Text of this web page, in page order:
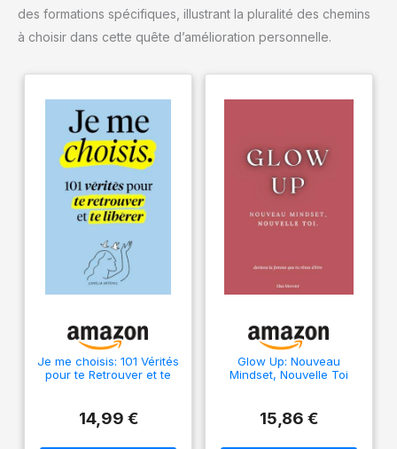
des formations spécifiques, illustrant la pluralité des chemins
à choisir dans cette quête d’amélioration personnelle.
Je me choisis: 101 Vérités
pour te Retrouver et te
14,99 €
Glow Up: Nouveau
Mindset, Nouvelle Toi
15,86 €